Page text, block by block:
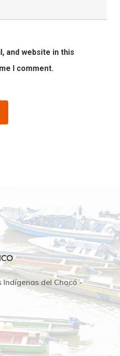
and website in this
I comment.
del Chocó -